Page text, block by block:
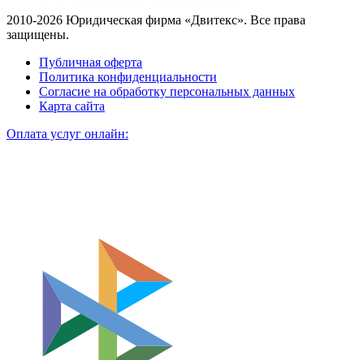
2010-2026 Юридическая фирма «Двитекс». Все права
защищены.
Публичная оферта
Политика конфиденциальности
Согласие на обработку персональных данных
Карта сайта
Оплата услуг онлайн: